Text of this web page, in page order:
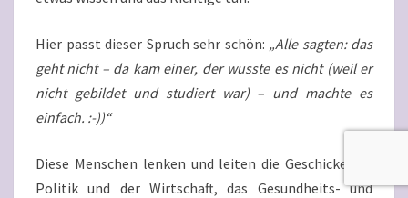
Hier passt dieser Spruch sehr schön: „Alle sagten: das
geht nicht – da kam einer, der wusste es nicht (weil er
nicht gebildet und studiert war) – und machte es
einfach. :-))“
Diese Menschen lenken und leiten die Geschicke der
Politik und der Wirtschaft, das Gesundheits- und